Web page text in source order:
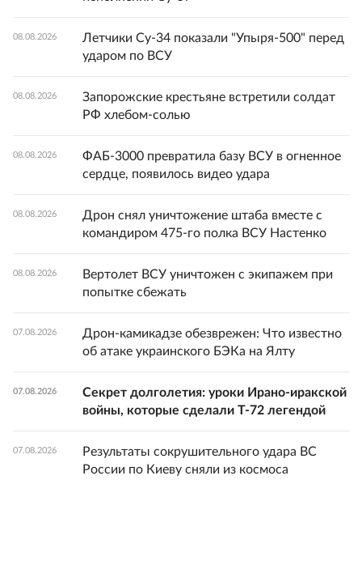
08.08.2026
Летчики Су-34 показали "Упыря-500" перед
ударом по ВСУ
08.08.2026
Запорожские крестьяне встретили солдат
РФ хлебом-солью
08.08.2026
ФАБ-3000 превратила базу ВСУ в огненное
сердце, появилось видео удара
08.08.2026
Дрон снял уничтожение штаба вместе с
командиром 475-го полка ВСУ Настенко
08.08.2026
Вертолет ВСУ уничтожен с экипажем при
попытке сбежать
07.08.2026
Дрон-камикадзе обезврежен: Что известно
об атаке украинского БЭКа на Ялту
07.08.2026
Секрет долголетия: уроки Ирано-иракской
войны, которые сделали Т-72 легендой
07.08.2026
Результаты сокрушительного удара ВС
России по Киеву сняли из космоса